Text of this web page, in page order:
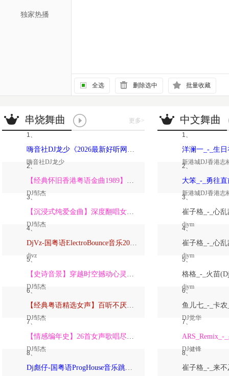
独家热播
全选 删除选中 批量收藏
串烧舞曲 更多>
1、
嗨音社DJ龙少《2026最新好听网络伤感歌曲推荐·深爱过的人一生惦记》
嗨音社DJ龙少
2、
【经典怀旧香港粤语金曲1989】高潮版【DJ邹杰】
DJ邹杰
3、
【沉浸式纯爱金曲】深度翻唱女声版【DJ邹杰】_
DJ邹杰
4、
DjVz-国粤语ElectroBounce音乐2026讲不出再见怀旧版蹦迪跳舞大碟
djvz
5、
【史诗音景】穿越时空撼动心灵的管弦乐【DJ邹杰】
DJ邹杰
6、
【经典粤语精选女声】百听不厌深度翻唱版【DJ邹杰】_
DJ邹杰
7、
【情感编年史】26首女声歌唱尽从暗恋到放下的全部【DJ邹杰】
DJ邹杰
8、
Dj彪仔-国粤语ProgHouse音乐跳舞街vs心要让你听见串烧Vol.39
中文舞曲
1、
新港城DJ香港志
2、
新港城DJ香港志
3、
djym
4、
djym
5、
djym
6、
DJ觉华
7、
DJ健锋
8、